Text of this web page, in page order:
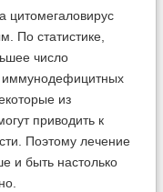
цитомегаловирус
По статистике,
число
иммунодефицитных
из
приводить к
Поэтому лечение
и быть настолько